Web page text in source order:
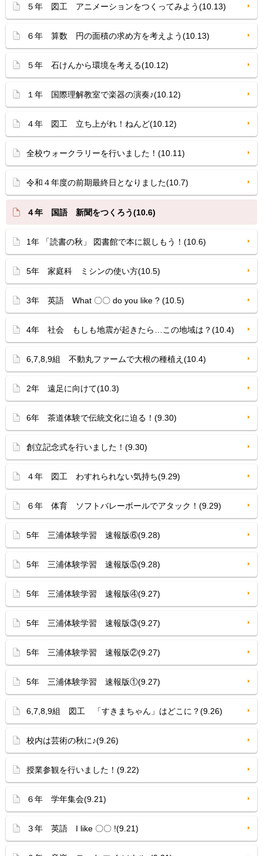
５年 図工 アニメーションをつくってみよう(10.13)
６年 算数 円の面積の求め方を考えよう(10.13)
５年 石けんから環境を考える(10.12)
１年 国際理解教室で楽器の演奏♪(10.12)
４年 図工 立ち上がれ！ねんど(10.12)
全校ウォークラリーを行いました！(10.11)
令和４年度の前期最終日となりました(10.7)
４年 国語 新聞をつくろう(10.6)
1年 「読書の秋」 図書館で本に親しもう！(10.6)
5年 家庭科 ミシンの使い方(10.5)
3年 英語 What 〇〇 do you like ? (10.5)
4年 社会 もしも地震が起きたら…この地域は？(10.4)
6,7,8,9組 不動丸ファームで大根の種植え(10.4)
2年 遠足に向けて(10.3)
6年 茶道体験で伝統文化に迫る！(9.30)
創立記念式を行いました！(9.30)
４年 図工 わすれられない気持ち(9.29)
６年 体育 ソフトバレーボールでアタック！(9.29)
5年 三浦体験学習 速報版⑥(9.28)
5年 三浦体験学習 速報版⑤(9.28)
5年 三浦体験学習 速報版④(9.27)
5年 三浦体験学習 速報版③(9.27)
5年 三浦体験学習 速報版②(9.27)
5年 三浦体験学習 速報版①(9.27)
6,7,8,9組 図工 「すきまちゃん」はどこに？(9.26)
校内は芸術の秋に♪(9.26)
授業参観を行いました！(9.22)
６年 学年集会(9.21)
３年 英語 I like 〇〇 !(9.21)